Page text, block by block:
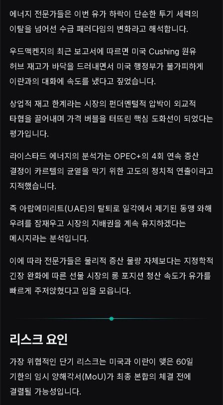
에너지 전문가들은 이번 유가 하락이 단순한 투기 세력의
이탈을 넘어선 수급 패러다임의 변화라고 해석합니다.
우드맥켄지의 최근 보고서에 따르면 미국 Cushing 원유
허브 재고가 바닥을 드러내면서 미국 행정부가 불가피하게
이란과의 대화에 속도를 냈다고 짚었습니다.
상업적 재고 한계라는 시장의 펀더멘털적 압박이 외교적
타협을 끌어내며 가격 버블을 터뜨린 핵심 도화선이 되었다는
평가입니다.
라이스타드 에너지의 분석가는 OPEC+의 4회 연속 증산
결정이 카르텔의 균열을 막기 위한 고도의 정치적 연출이라고
지적했습니다.
즉 아랍에미리트(UAE)의 탈퇴로 일각에서 제기된 동맹 와해
우려를 잠재우고 시장의 지배권을 계속 유지하겠다는
메시지라는 분석입니다.
이에 따라 전문가들은 물리적 증산 물량 자체보다는 지정학적
긴장 완화에 따른 선물 시장의 롱 포지션 청산 속도가 유가를
빠르게 주저앉혔다고 입을 모읍니다.
리스크 요인
가장 위협적인 단기 리스크는 미국과 이란이 맺은 60일
기한의 임시 양해각서(MoU)가 최종 본합의 체결 전에
결렬될 가능성입니다.